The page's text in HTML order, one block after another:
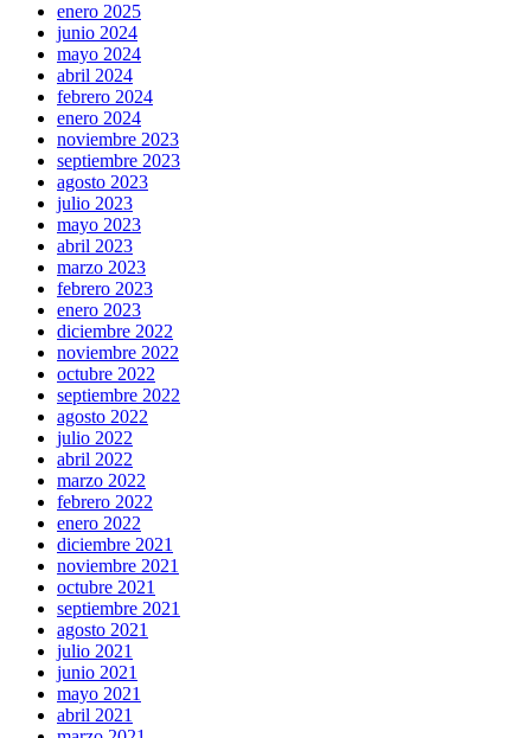
enero 2025
junio 2024
mayo 2024
abril 2024
febrero 2024
enero 2024
noviembre 2023
septiembre 2023
agosto 2023
julio 2023
mayo 2023
abril 2023
marzo 2023
febrero 2023
enero 2023
diciembre 2022
noviembre 2022
octubre 2022
septiembre 2022
agosto 2022
julio 2022
abril 2022
marzo 2022
febrero 2022
enero 2022
diciembre 2021
noviembre 2021
octubre 2021
septiembre 2021
agosto 2021
julio 2021
junio 2021
mayo 2021
abril 2021